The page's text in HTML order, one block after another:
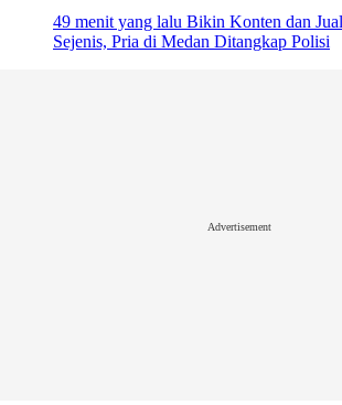
49 menit yang lalu Bikin Konten dan
Sejenis, Pria di Medan Ditangkap Polisi
Advertisement